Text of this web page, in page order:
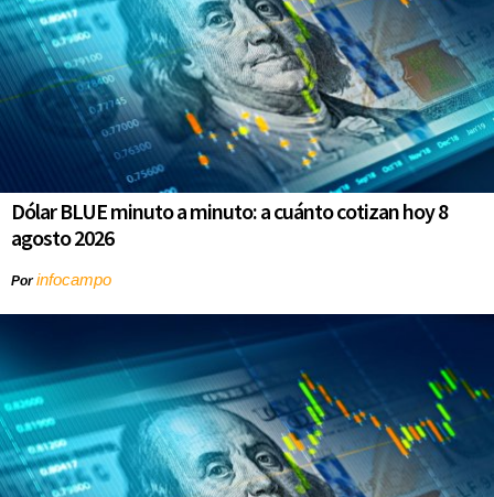
Dólar BLUE minuto a minuto: a cuánto cotizan hoy 8
agosto 2026
Porinfocampo